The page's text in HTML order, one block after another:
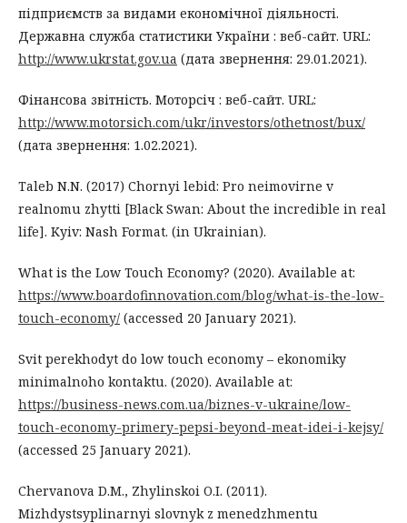
підприємств за видами економічної діяльності.
Державна служба статистики України : веб-сайт. URL:
http://www.ukrstat.gov.ua (дата звернення: 29.01.2021).
Фінансова звітність. Моторсіч : веб-сайт. URL:
http://www.motorsich.com/ukr/investors/othetnost/bux/
(дата звернення: 1.02.2021).
Taleb N.N. (2017) Chornyi lebid: Pro neimovirne v
realnomu zhytti [Black Swan: About the incredible in real
life]. Kyiv: Nash Format. (in Ukrainian).
What is the Low Touch Economy? (2020). Available at:
https://www.boardofinnovation.com/blog/what-is-the-low-
touch-economy/ (accessed 20 January 2021).
Svit perekhodyt do low touch economy – ekonomiky
minimalnoho kontaktu. (2020). Available at:
https://business-news.com.ua/biznes-v-ukraine/low-
touch-economy-primery-pepsi-beyond-meat-idei-i-kejsy/
(accessed 25 January 2021).
Chervanova D.M., Zhylinskoi O.I. (2011).
Mizhdystsyplinarnyi slovnyk z menedzhmentu